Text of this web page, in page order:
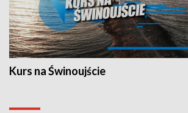
Kurs na Świnoujście